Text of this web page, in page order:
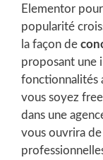
Elementor
popularité
la façon de
proposant une
fonctionnalités
vous soyez
dans une
vous ouvrira